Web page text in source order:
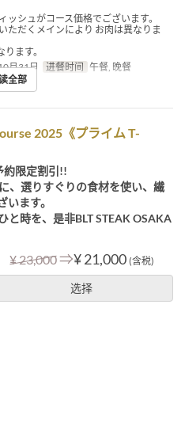
ッシュがコース価格でございます。
ただくメインにより お肉は異なりま
ます。
月31日 进餐时间 午餐, 晚餐
全部
2025《プライム T-
約限定割引!!
、選りすぐりの食材を使い、繊
ます。
と時を、是非BLT STEAK OSAKA
¥ 23,000⇒¥ 21,000 (含税)
选择